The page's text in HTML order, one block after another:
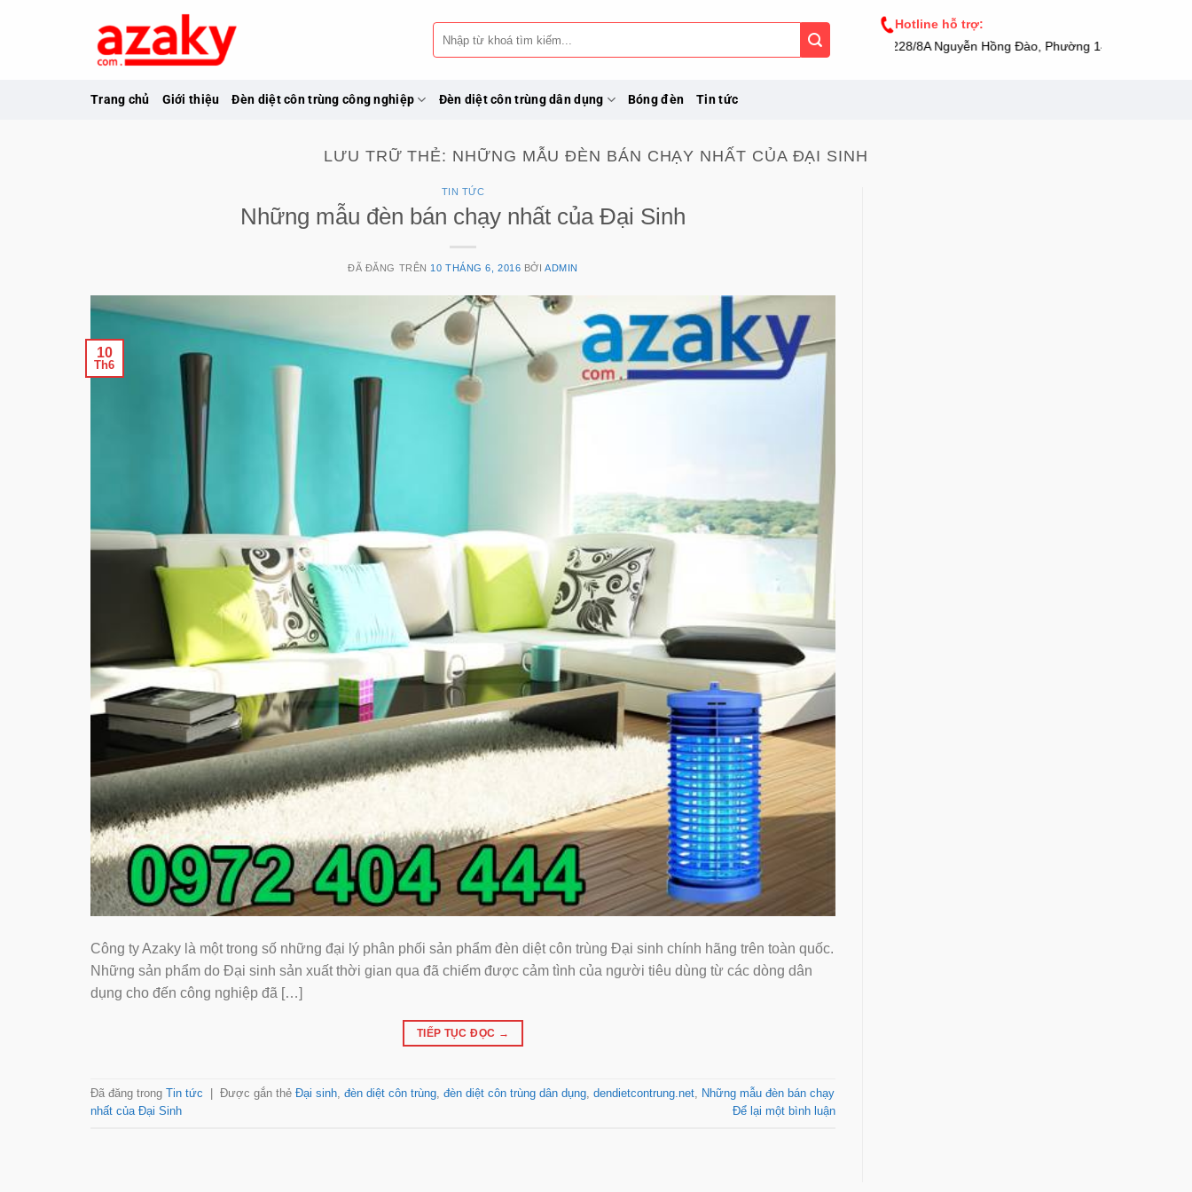
Tìm
kiếm:
Hotline hỗ trợ:
228/8A Nguyễn Hồng Đào, Phường 14, Tân Bình,
Trang chủ Giới thiệu Đèn diệt côn trùng công nghiệp Đèn diệt côn trùng dân dụng Bóng đèn Tin tức
LƯU TRỮ THẺ: NHỮNG MẪU ĐÈN BÁN CHẠY NHẤT CỦA ĐẠI SINH
TIN TỨC
Những mẫu đèn bán chạy nhất của Đại Sinh
ĐÃ ĐĂNG TRÊN 10 THÁNG 6, 2016 BỞIADMIN
10
Th6
Công ty Azaky là một trong số những đại lý phân phối sản phẩm đèn diệt côn trùng Đại sinh chính hãng trên toàn quốc.
Những sản phẩm do Đại sinh sản xuất thời gian qua đã chiếm được cảm tình của người tiêu dùng từ các dòng dân
dụng cho đến công nghiệp đã […]
TIẾP TỤC ĐỌC →
Đã đăng trong Tin tức Được gắn thẻ Đại sinh, đèn diệt côn trùng, đèn diệt côn trùng dân dụng, dendietcontrung.net, Những mẫu đèn bán chạy
nhất của Đại Sinh
Để lại một bình luận